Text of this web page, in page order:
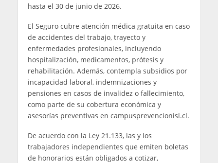
hasta el 30 de junio de 2026.
El Seguro cubre atención médica gratuita en caso
de accidentes del trabajo, trayecto y
enfermedades profesionales, incluyendo
hospitalización, medicamentos, prótesis y
rehabilitación. Además, contempla subsidios por
incapacidad laboral, indemnizaciones y
pensiones en casos de invalidez o fallecimiento,
como parte de su cobertura económica y
asesorías preventivas en campusprevencionisl.cl.
De acuerdo con la Ley 21.133, las y los
trabajadores independientes que emiten boletas
de honorarios están obligados a cotizar,